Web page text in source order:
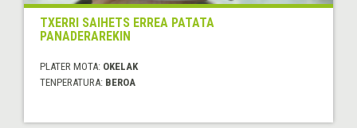
TXERRI SAIHETS ERREA PATATA
PANADERAREKIN
PLATER MOTA: OKELAK
TENPERATURA: BEROA